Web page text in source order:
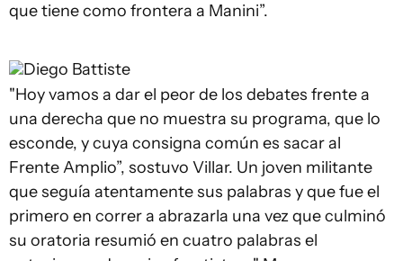
que tiene como frontera a Manini”.
Diego Battiste
"Hoy vamos a dar el peor de los debates frente a
una derecha que no muestra su programa, que lo
esconde, y cuya consigna común es sacar al
Frente Amplio”, sostuvo Villar. Un joven militante
que seguía atentamente sus palabras y que fue el
primero en correr a abrazarla una vez que culminó
su oratoria resumió en cuatro palabras el